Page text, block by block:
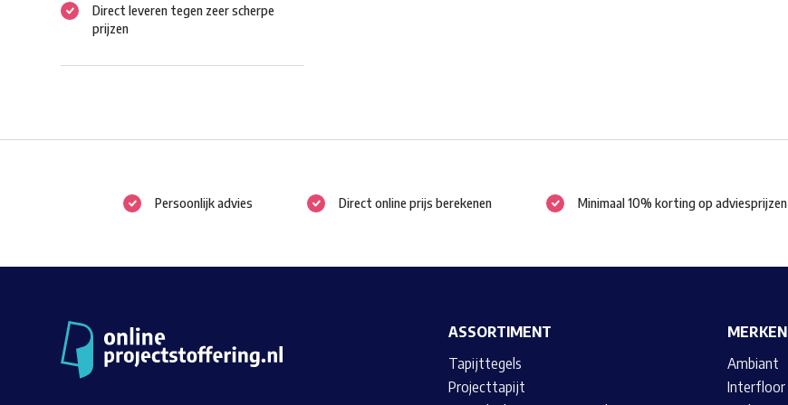
Direct leveren tegen zeer scherpe
prijzen
Persoonlijk advies Direct online prijs berekenen Minimaal 10% korting op adviesprijzen
ASSORTIMENT
Tapijttegels
Projecttapijt
MERKEN
Ambiant
Interfloor